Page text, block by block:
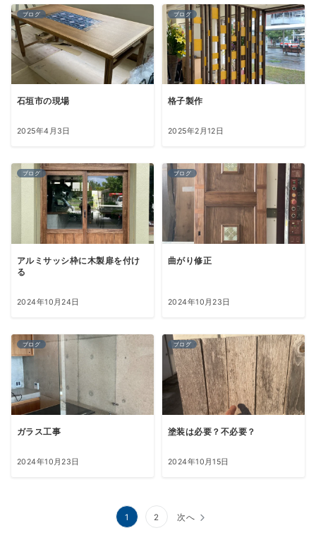
ブログ
石垣市の現場
2025年4月3日
ブログ
格子製作
2025年2月12日
ブログ
アルミサッシ枠に木製扉を付け
る
2024年10月24日
ブログ
曲がり修正
2024年10月23日
ブログ
ガラス工事
2024年10月23日
ブログ
塗装は必要？不必要？
2024年10月15日
1 2 次へ